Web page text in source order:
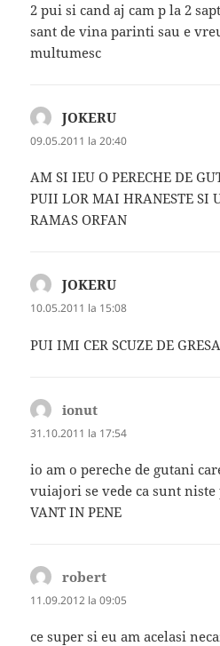
2 pui si cand aj cam p la 2
sant de vina parinti sau e
multumesc
JOKERU
09.05.2011 la 20:40
AM SI IEU O PERECHE DE
PUII LOR MAI HRANESTE SI
RAMAS ORFAN
JOKERU
10.05.2011 la 15:08
PUI IMI CER SCUZE DE
ionut
31.10.2011 la 17:54
io am o pereche de gutani
vuiajori se vede ca sunt
VANT IN PENE
robert
11.09.2012 la 09:05
ce super si eu am acelasi